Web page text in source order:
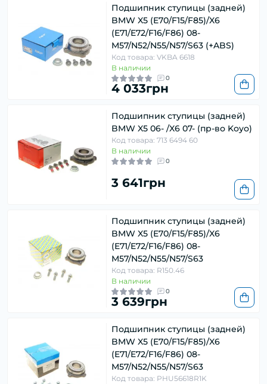
Подшипник ступицы (задней)
BMW X5 (E70/F15/F85)/X6
(E71/E72/F16/F86) 08-
M57/N52/N55/N57/S63 (+ABS)
Код товара: VKBA 6618
В наличии
0
4 033грн
Подшипник ступицы (задней)
BMW X5 06- /X6 07- (пр-во Koyo)
Код товара: 713 6494 60
В наличии
0
3 641грн
Подшипник ступицы (задней)
BMW X5 (E70/F15/F85)/X6
(E71/E72/F16/F86) 08-
M57/N52/N55/N57/S63
Код товара: R150.46
В наличии
0
3 639грн
Подшипник ступицы (задней)
BMW X5 (E70/F15/F85)/X6
(E71/E72/F16/F86) 08-
M57/N52/N55/N57/S63
Код товара: PHU56618R1K